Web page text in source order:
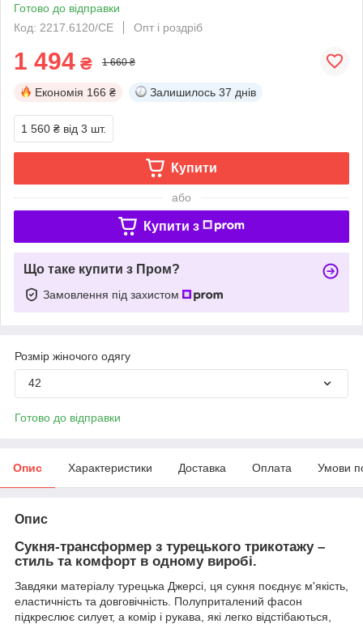
Готово до відправки
Код: 2217.6120/СЕ
Опт і роздріб
1 494 ₴ 1 660 ₴
Економія 166 ₴ Залишилось 37 днів
1 560 ₴ від 3 шт.
Купити
або
Купити з
Що таке купити з Пром?
Замовлення під захистом
Розмір жіночого одягу
42
Готово до відправки
Опис Характеристики Доставка Оплата Умови
Опис
Сукня-трансформер з турецького трикотажу –
стиль та комфорт в одному виробі.
Завдяки матеріалу турецька Джерсі, ця сукня поєднує м'якість,
еластичність та довговічність. Полуприталений фасон
підкреслює силует, а комір і рукава, які легко відстібаються,